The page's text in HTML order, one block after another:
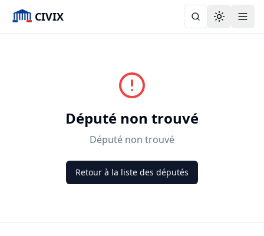
CIVIX Toggle
Député non trouvé
Député non trouvé
Retour à la liste des députés